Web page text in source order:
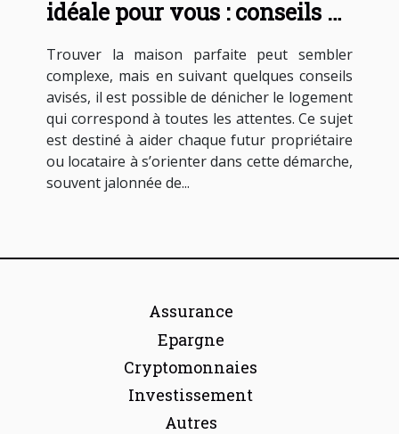
idéale pour vous : conseils et
Trouver la maison parfaite peut sembler
complexe, mais en suivant quelques conseils
avisés, il est possible de dénicher le logement
qui correspond à toutes les attentes. Ce sujet
est destiné à aider chaque futur propriétaire
ou locataire à s’orienter dans cette démarche,
souvent jalonnée de...
Assurance
Epargne
Cryptomonnaies
Investissement
Autres